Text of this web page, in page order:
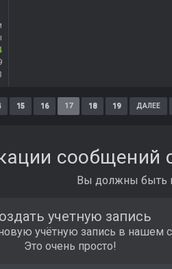
15 16 17 18 19 ДАЛЕЕ
сообщений
Вы должны быть
учетную запись
новую учётную запись в нашем
Это очень просто!